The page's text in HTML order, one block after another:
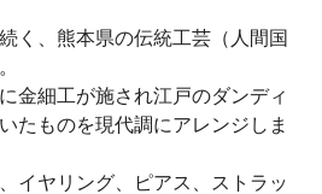
く、熊本県の伝統工芸（人間国
金細工が施され江戸のダンディ
たものを現代調にアレンジしま
イヤリング、ピアス、ストラッ